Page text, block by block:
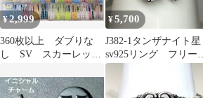
¥2,999
360枚以上 ダブりな
し SV スカーレット
め売り セット
¥5,700
J382-1タンザナイト星
sv925リング フリーサ
イズ